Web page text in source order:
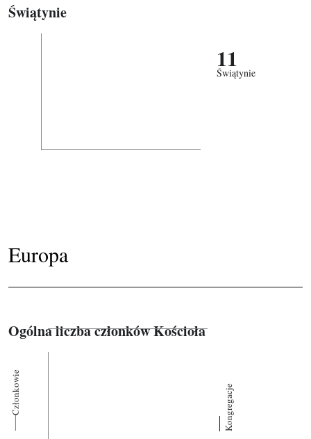
Świątynie
11
Świątynie
Europa
Ogólna liczba członków Kościoła
Członkowie Kongregacje